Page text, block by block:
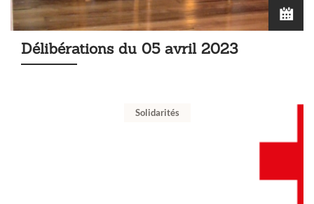
Délibérations du 05 avril 2023
Solidarités